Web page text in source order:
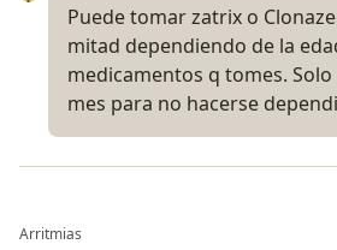
Puede tomar zatrix o
mitad dependiendo de la
medicamentos q tomes. Solo
mes para no hacerse
Arritmias